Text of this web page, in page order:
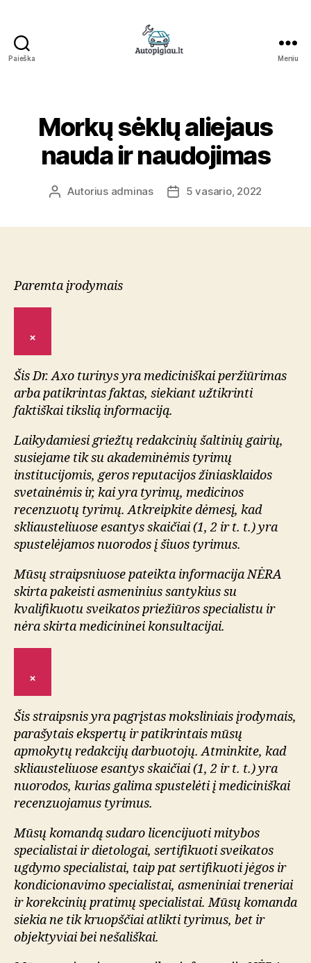
Paieška Meniu
Morkų sėklų aliejaus
nauda ir naudojimas
ĮrašoAutorius adminas
Įrašo5 vasario, 2022
Paremta įrodymais
×
Šis Dr. Axo turinys yra mediciniškai peržiūrimas
arba patikrintas faktas, siekiant užtikrinti
faktiškai tikslią informaciją.
Laikydamiesi griežtų redakcinių šaltinių gairių,
susiejame tik su akademinėmis tyrimų
institucijomis, geros reputacijos žiniasklaidos
svetainėmis ir, kai yra tyrimų, medicinos
recenzuotų tyrimų. Atkreipkite dėmesį, kad
skliausteliuose esantys skaičiai (1, 2 ir t. t.) yra
spustelėjamos nuorodos į šiuos tyrimus.
Mūsų straipsniuose pateikta informacija NĖRA
skirta pakeisti asmeninius santykius su
kvalifikuotu sveikatos priežiūros specialistu ir
nėra skirta medicininei konsultacijai.
×
Šis straipsnis yra pagrįstas moksliniais įrodymais,
parašytais ekspertų ir patikrintais mūsų
apmokytų redakcijų darbuotojų. Atminkite, kad
skliausteliuose esantys skaičiai (1, 2 ir t. t.) yra
nuorodos, kurias galima spustelėti į mediciniškai
recenzuojamus tyrimus.
Mūsų komandą sudaro licencijuoti mitybos
specialistai ir dietologai, sertifikuoti sveikatos
ugdymo specialistai, taip pat sertifikuoti jėgos ir
kondicionavimo specialistai, asmeniniai treneriai
ir korekcinių pratimų specialistai. Mūsų komanda
siekia ne tik kruopščiai atlikti tyrimus, bet ir
objektyviai bei nešališkai.